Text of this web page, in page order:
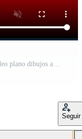
corazón línea Arte en rojo antecedentes. vídeo plano dibujos animados animación diseño elemento. alfa canal transparencia Vídeo Pro
Seguir